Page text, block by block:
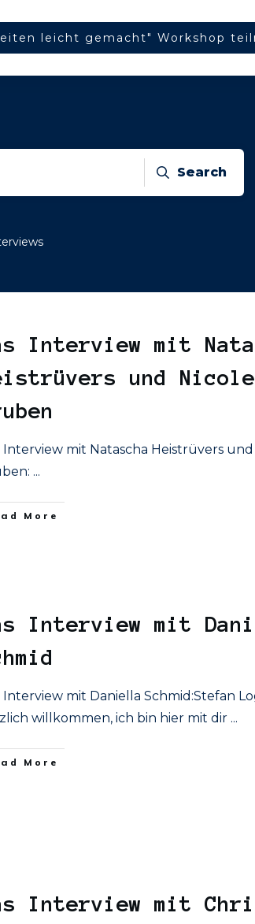
leicht gemacht" Workshop
Search
Interview mit
und
Interview mit Natascha Heistrüvers
...
More
Interview mit
Interview mit Daniella Schmid:Stefan
willkommen, ich bin hier mit dir ...
More
Interview mit